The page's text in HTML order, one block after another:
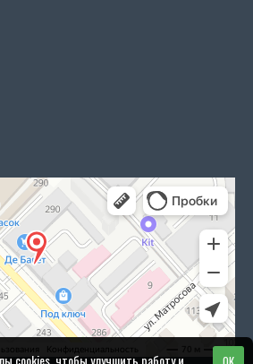
cookies, чтобы улучшить работу и